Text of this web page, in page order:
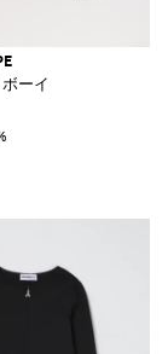
ーイ